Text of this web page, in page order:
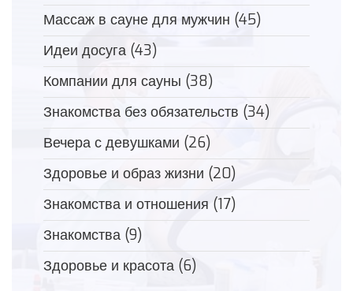
Массаж в сауне для мужчин (45)
Идеи досуга (43)
Компании для сауны (38)
Знакомства без обязательств (34)
Вечера с девушками (26)
Здоровье и образ жизни (20)
Знакомства и отношения (17)
Знакомства (9)
Здоровье и красота (6)